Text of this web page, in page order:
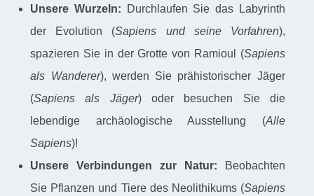
Unsere Wurzeln: Durchlaufen Sie das Labyrinth
der Evolution (Sapiens und seine Vorfahren),
spazieren Sie in der Grotte von Ramioul (Sapiens
als Wanderer), werden Sie prähistorischer Jäger
(Sapiens als Jäger) oder besuchen Sie die
lebendige archäologische Ausstellung (Alle
Sapiens)!
Unsere Verbindungen zur Natur: Beobachten
Sie Pflanzen und Tiere des Neolithikums (Sapiens